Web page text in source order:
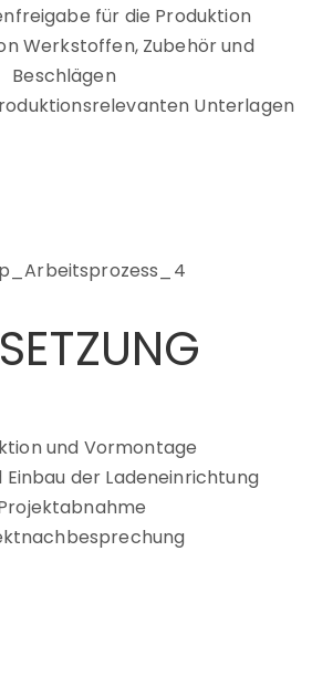
für die Produktion
Werkstoffen, Zubehör und
Beschlägen
Unterlagen
und Vormontage
Einbau der Ladeneinrichtung